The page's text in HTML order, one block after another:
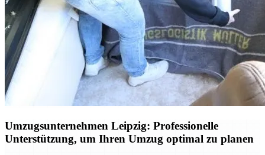
Umzugsunternehmen Leipzig: Professionelle
Unterstützung, um Ihren Umzug optimal zu planen